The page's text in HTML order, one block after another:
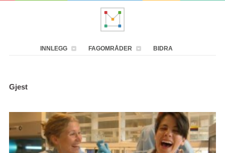
INNLEGG FAGOMRÅDER BIDRA
Gjest